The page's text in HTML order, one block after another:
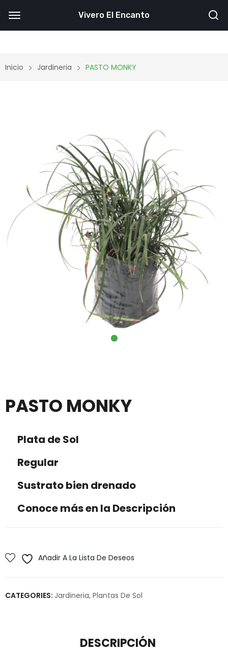
Inicio Jardineria PASTO MONKY
PASTO MONKY
Plata de Sol
Regular
Sustrato bien drenado
Conoce más en la Descripción
Añadir A La Lista De Deseos
CATEGORIES: Jardineria, Plantas De Sol
DESCRIPCIÓN
Vivero El Encanto